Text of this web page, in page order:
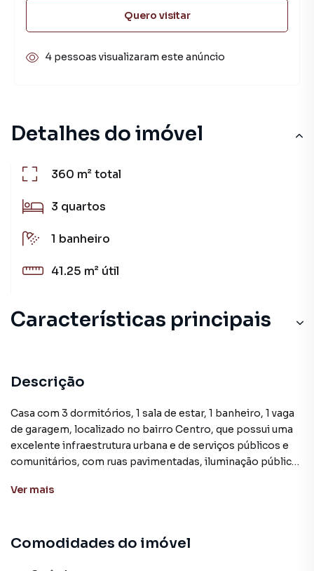
Detalhes do imóvel
360 m²total
3 quartos
1 banheiro
41.25 m² útil
Características principais
Descrição
Casa com 3 dormitórios, 1 sala de estar, 1 banheiro, 1 vaga
de garagem, localizado no bairro Centro, que possui uma
excelente infraestrutura urbana e de serviços públicos e
comunitários, com ruas pavimentadas, iluminação pública,
transporte coletivo e saneamento básico. Além disso
instituições financeiras, hospital e todo o necessário em
Ver mais
Comodidades do imóvel
Quero visitar
4 pessoas visualizaram este anúncio